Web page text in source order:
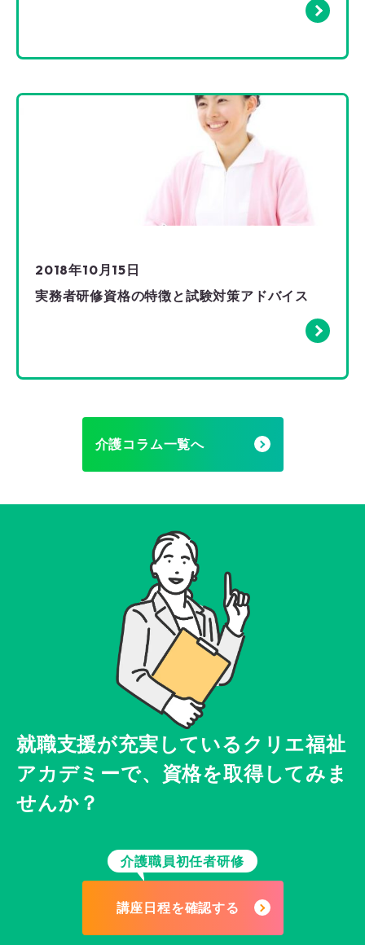
2018年10月15日
実務者研修資格の特徴と試験対策アドバイス
介護コラム一覧へ
就職支援が充実している クリエ福祉
アカデミーで、 資格を取得してみま
せんか？
介護職員初任者研修
講座日程を確認する